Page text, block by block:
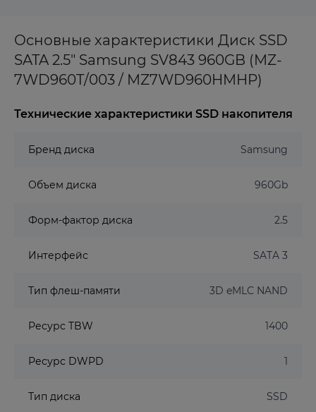
Основные характеристики Диск SSD
SATA 2.5" Samsung SV843 960GB (MZ-
7WD960T/003 / MZ7WD960HMHP)
Технические характеристики SSD накопителя
Бренд диска Samsung
Объем диска 960Gb
Форм-фактор диска 2.5
Интерфейс SATA 3
Тип флеш-памяти 3D eMLC NAND
Ресурс TBW 1400
Ресурс DWPD 1
Тип диска SSD